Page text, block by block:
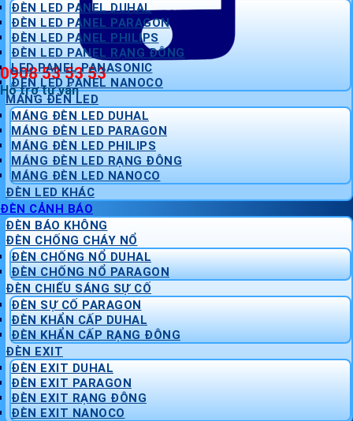
0908 53 53 53
Hỗ trợ tư vấn
ĐÈN LED PANEL DUHAL
ĐÈN LED PANEL PARAGON
ĐÈN LED PANEL PHILIPS
ĐÈN LED PANEL RẠNG ĐÔNG
LED PANEL PANASONIC
ĐÈN LED PANEL NANOCO
MÁNG ĐÈN LED
MÁNG ĐÈN LED DUHAL
MÁNG ĐÈN LED PARAGON
MÁNG ĐÈN LED PHILIPS
MÁNG ĐÈN LED RẠNG ĐÔNG
MÁNG ĐÈN LED NANOCO
ĐÈN LED KHÁC
ĐÈN CẢNH BÁO
ĐÈN BÁO KHÔNG
ĐÈN CHỐNG CHÁY NỔ
ĐÈN CHỐNG NỔ DUHAL
ĐÈN CHỐNG NỔ PARAGON
ĐÈN CHIẾU SÁNG SỰ CỐ
ĐÈN SỰ CỐ PARAGON
ĐÈN KHẨN CẤP DUHAL
ĐÈN KHẨN CẤP RẠNG ĐÔNG
ĐÈN EXIT
ĐÈN EXIT DUHAL
ĐÈN EXIT PARAGON
ĐÈN EXIT RẠNG ĐÔNG
ĐÈN EXIT NANOCO